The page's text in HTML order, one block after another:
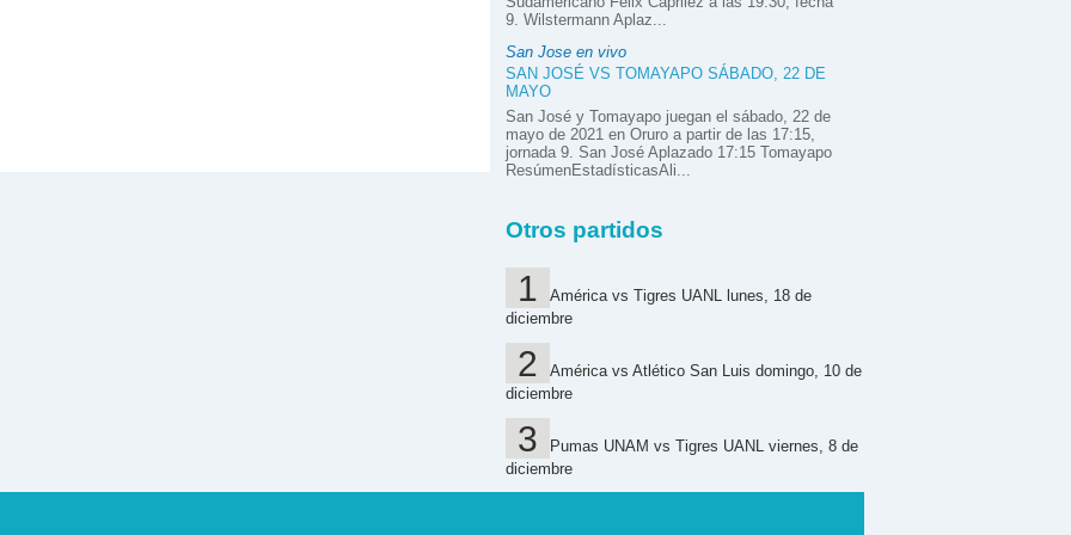
9. Wilstermann Aplaz...
San Jose en vivo
SAN JOSÉ VS TOMAYAPO SÁBADO, 22 DE
MAYO
San José y Tomayapo juegan el sábado, 22 de
mayo de 2021 en Oruro a partir de las 17:15,
jornada 9. San José Aplazado 17:15 Tomayapo
ResúmenEstadísticasAli...
Otros partidos
América vs Tigres UANL lunes, 18 de
diciembre
América vs Atlético San Luis domingo, 10 de
diciembre
Pumas UNAM vs Tigres UANL viernes, 8 de
diciembre